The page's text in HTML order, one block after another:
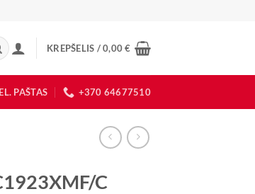
KREPŠELIS /0,00€
EL. PAŠTAS +370 64677510
C